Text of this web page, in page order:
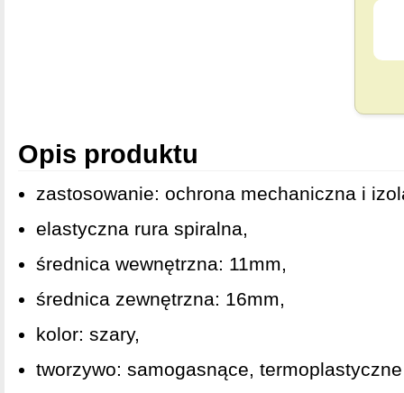
Opis produktu
zastosowanie: ochrona mechaniczna i
elastyczna rura spiralna,
średnica wewnętrzna: 11mm,
średnica zewnętrzna: 16mm,
kolor: szary,
tworzywo: samogasnące,